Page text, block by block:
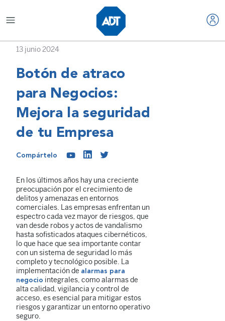
13 junio 2024
Botón de atraco
para Negocios:
Mejora la seguridad
de tu Empresa
Compártelo
En los últimos años hay una creciente
preocupación por el crecimiento de
delitos y amenazas en entornos
comerciales. Las empresas enfrentan un
espectro cada vez mayor de riesgos, que
van desde robos y actos de vandalismo
hasta sofisticados ataques cibernéticos,
lo que hace que sea importante contar
con un sistema de seguridad lo más
completo y tecnológico posible. La
implementación de alarmas para
negocio integrales, como alarmas de
alta calidad, vigilancia y control de
acceso, es esencial para mitigar estos
riesgos y garantizar un entorno operativo
seguro.